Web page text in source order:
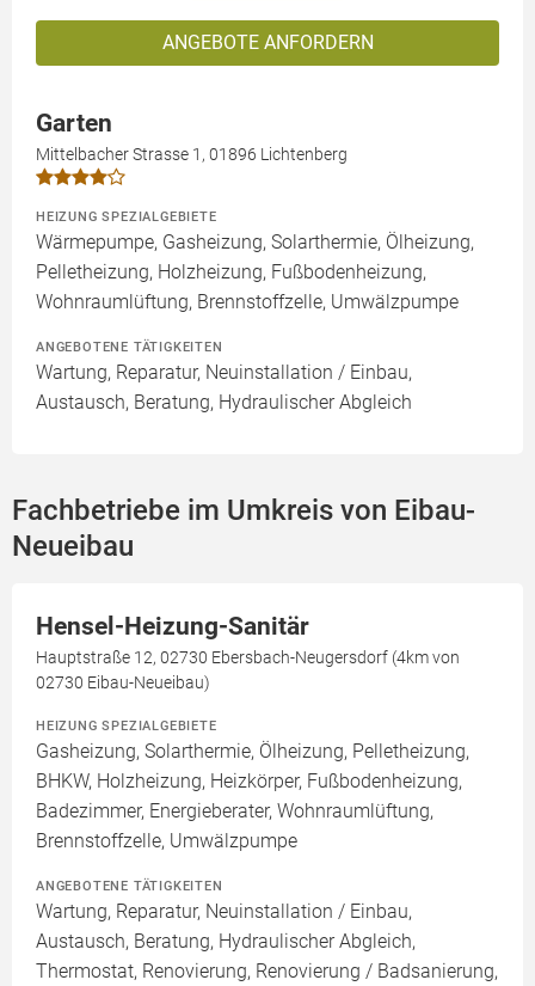
ANGEBOTE ANFORDERN
Garten
Mittelbacher Strasse 1, 01896 Lichtenberg
HEIZUNG SPEZIALGEBIETE
Wärmepumpe, Gasheizung, Solarthermie, Ölheizung,
Pelletheizung, Holzheizung, Fußbodenheizung,
Wohnraumlüftung, Brennstoffzelle, Umwälzpumpe
ANGEBOTENE TÄTIGKEITEN
Wartung, Reparatur, Neuinstallation / Einbau,
Austausch, Beratung, Hydraulischer Abgleich
Fachbetriebe im Umkreis von Eibau-
Neueibau
Hensel-Heizung-Sanitär
Hauptstraße 12, 02730 Ebersbach-Neugersdorf (4km von
02730 Eibau-Neueibau)
HEIZUNG SPEZIALGEBIETE
Gasheizung, Solarthermie, Ölheizung, Pelletheizung,
BHKW, Holzheizung, Heizkörper, Fußbodenheizung,
Badezimmer, Energieberater, Wohnraumlüftung,
Brennstoffzelle, Umwälzpumpe
ANGEBOTENE TÄTIGKEITEN
Wartung, Reparatur, Neuinstallation / Einbau,
Austausch, Beratung, Hydraulischer Abgleich,
Thermostat, Renovierung, Renovierung / Badsanierung,